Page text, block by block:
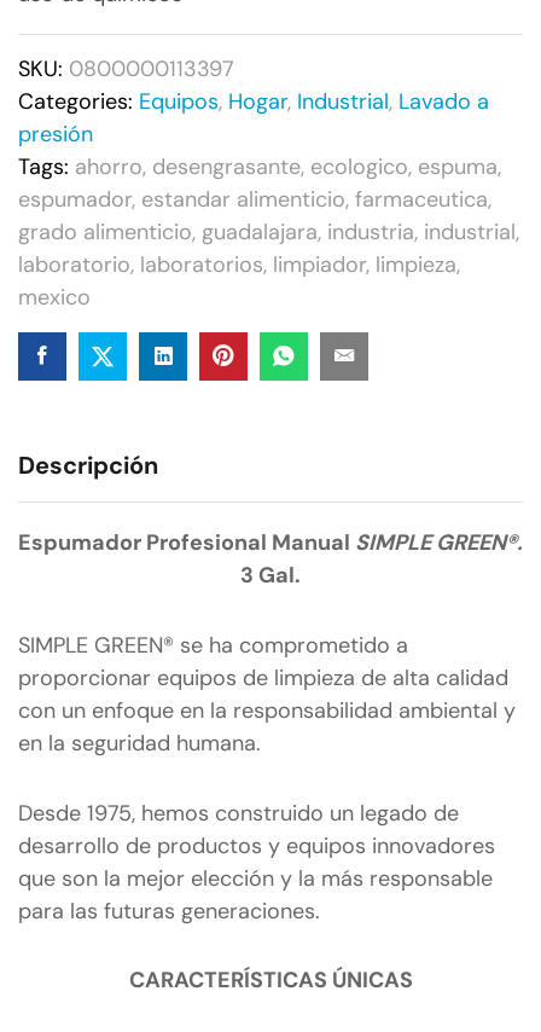
SKU: 0800000113397
Categories: Equipos, Hogar, Industrial, Lavado a
presión
Tags: ahorro, desengrasante, ecologico, espuma,
espumador, estandar alimenticio, farmaceutica,
grado alimenticio, guadalajara, industria, industrial,
laboratorio, laboratorios, limpiador, limpieza,
mexico
Descripción
Espumador Profesional Manual SIMPLE GREEN®.
3 Gal.
SIMPLE GREEN® se ha comprometido a
proporcionar equipos de limpieza de alta calidad
con un enfoque en la responsabilidad ambiental y
en la seguridad humana.
Desde 1975, hemos construido un legado de
desarrollo de productos y equipos innovadores
que son la mejor elección y la más responsable
para las futuras generaciones.
CARACTERÍSTICAS ÚNICAS